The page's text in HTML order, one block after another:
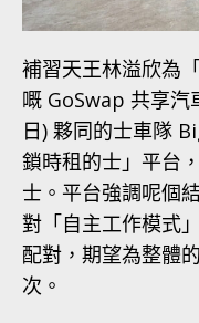
補習天王林溢欣為
嘅 GoSwap 共享汽
日) 夥同的士車隊
鎖時租的士」平台
士。平台強調呢個
對「自主工作模式
配對，期望為整體
次。